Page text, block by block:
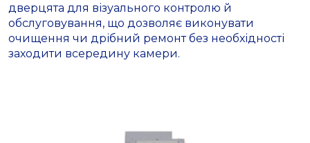
дверцята для візуального контролю й
обслуговування, що дозволяє виконувати
очищення чи дрібний ремонт без необхідності
заходити всередину камери.